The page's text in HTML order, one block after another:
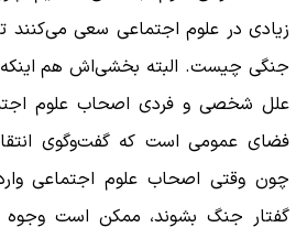
زیادی در علوم ‌اجتماعی سعی می‌کنند
جنگی چیست. البته بخشی‌اش هم
علل شخصی و فردی اصحاب علوم
فضای عمومی است که گفت‌وگوی
چون وقتی اصحاب علوم ‌اجتماعی
گفتار جنگ بشوند، ممکن است